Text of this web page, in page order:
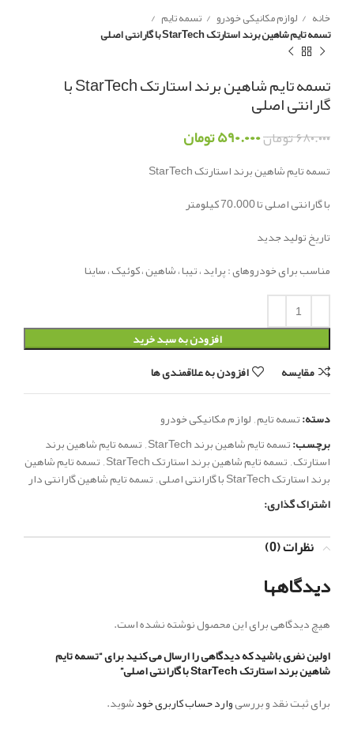
خانه لوازم مکانیکی خودرو تسمه تایم
تسمه تایم شاهین برند استارتک StarTech با گارانتی اصلی
تسمه تایم شاهین برند استارتک StarTech با
گارانتی اصلی
۶۸۰.۰۰۰تومان۵۹۰.۰۰۰تومان
تسمه تایم شاهین برند استارتک StarTech
با گارانتی اصلی تا 70.000 کیلومتر
تاریخ تولید جدید
مناسب برای خودروهای : پراید ، تیبا ، شاهین ، کوئیک ، ساینا
افزودن به سبد خرید
مقایسه
افزودن به علاقمندی ها
دسته:تسمه تایم,لوازم مکانیکی خودرو
برچسب:تسمه تایم شاهین برند StarTech ,تسمه تایم شاهین برند
استارتک,تسمه تایم شاهین برند استارتک StarTech ,تسمه تایم شاهین
برند استارتک StarTech با گارانتی اصلی ,تسمه تایم شاهین گارانتی دار
اشتراک گذاری:
نظرات (0)
دیدگاهها
هیچ دیدگاهی برای این محصول نوشته نشده است.
اولین نفری باشید که دیدگاهی را ارسال می کنید برای “تسمه تایم
شاهین برند استارتک StarTech با گارانتی اصلی”
برای ثبت نقد و بررسیوارد حساب کاربری خودشوید.